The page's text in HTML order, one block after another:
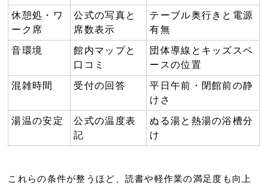
休憩処・ワ
ーク席
公式の写真と
席数表示
テーブル奥行きと電源
有無
音環境
館内マップと
口コミ
団体導線とキッズスペ
ースの位置
混雑時間 受付の回答
平日午前・閉館前の静
けさ
湯温の安定
公式の温度表
記
ぬる湯と熱湯の浴槽分
け
これらの条件が整うほど、読書や軽作業の満足度も向上